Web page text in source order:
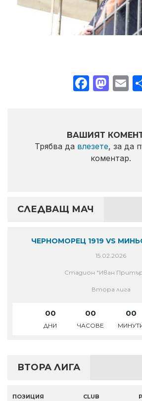
ВАШИЯТ
Трябва да влезете, за да
коментар.
СЛЕДВАЩ МАЧ
ЧЕРНОМОРЕЦ 1919 VS
15.02.2026
Стадион "Иван
Втора лига
00
ДНИ
00
ЧАСОВЕ
00
ВТОРА ЛИГА
ПОЗИЦИЯ CLUB P